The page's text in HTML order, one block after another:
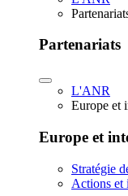
Partenariats
L'ANR
Europe et
Europe et
Stratégie
Actions et